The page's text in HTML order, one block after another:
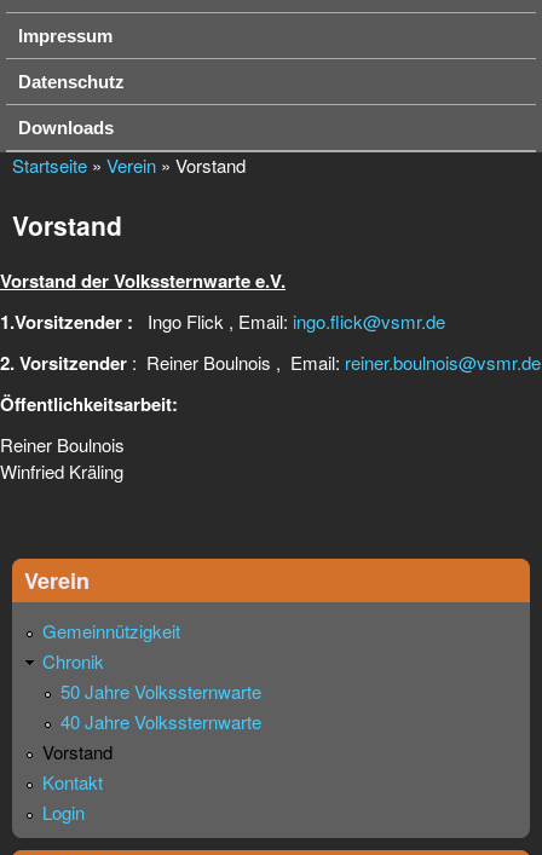
Impressum
Datenschutz
Downloads
Startseite » Verein » Vorstand
Vorstand
Vorstand der Volkssternwarte e.V.
1.Vorsitzender :
Ingo Flick , Email: ingo.flick@vsmr.de
2. Vorsitzender : Reiner Boulnois , Email: reiner.boulnois@vsmr.de
Öffentlichkeitsarbeit:
Reiner Boulnois
Winfried Kräling
Verein
Gemeinnützigkeit
Chronik
50 Jahre Volkssternwarte
40 Jahre Volkssternwarte
Vorstand
Kontakt
Login